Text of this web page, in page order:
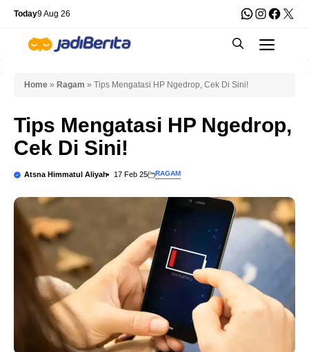
Skip
content
Today9 Aug 26 WhatsApp
X
Home » Ragam » Tips Mengatasi HP Ngedrop, Cek Di Sini!
Tips Mengatasi HP Ngedrop,
Cek Di Sini!
Atsna Himmatul Aliyah 17 Feb 25 RAGAM